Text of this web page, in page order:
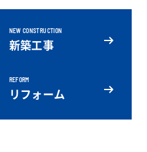
NEW CONSTRUCTION
新築工事
REFORM
リフォーム